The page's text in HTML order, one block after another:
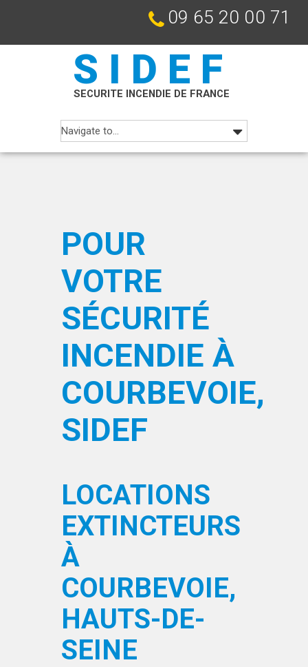
09 65 20 00 71
SIDEF
SECURITE INCENDIE DE FRANCE
POUR
VOTRE
SÉCURITÉ
INCENDIE À
COURBEVOIE,
SIDEF
LOCATIONS
EXTINCTEURS
À
COURBEVOIE,
HAUTS-DE-
SEINE